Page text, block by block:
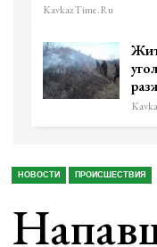
KavkazTime.ru
НОВОСТИ ПРОИСШЕСТВИЯ